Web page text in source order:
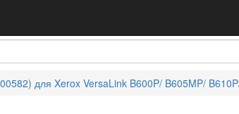
для Xerox VersaLink B600P/ B605MP/